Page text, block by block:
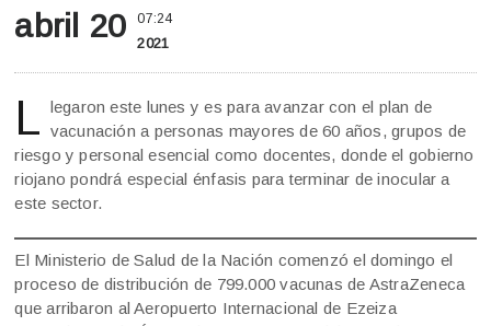
abril 20 07:24
2021
L legaron este lunes y es para avanzar con el plan de
vacunación a personas mayores de 60 años, grupos de
riesgo y personal esencial como docentes, donde el gobierno
riojano pondrá especial énfasis para terminar de inocular a
este sector.
El Ministerio de Salud de la Nación comenzó el domingo el
proceso de distribución de 799.000 vacunas de AstraZeneca
que arribaron al Aeropuerto Internacional de Ezeiza